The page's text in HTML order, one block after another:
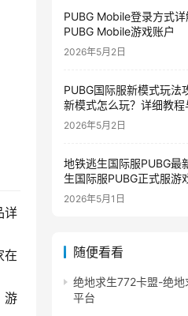
详
在
游
PUBG Mobile登录方式
PUBG Mobile游戏账户
2026年5月2日
PUBG国际服新模式玩法
新模式怎么玩？详细教
2026年5月2日
地铁逃生国际服PUBG最
生国际服PUBG正式服游
2026年5月1日
随便看看
绝地求生772卡盟-绝
平台